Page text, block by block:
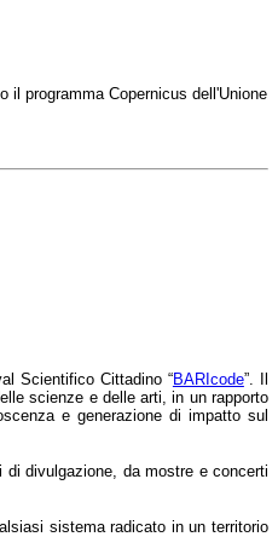
il programma Copernicus dell'Unione
Scientifico Cittadino “BARIcode”. Il
scienze e delle arti, in un rapporto
e generazione di impatto sul
di divulgazione, da mostre e concerti
sistema radicato in un territorio